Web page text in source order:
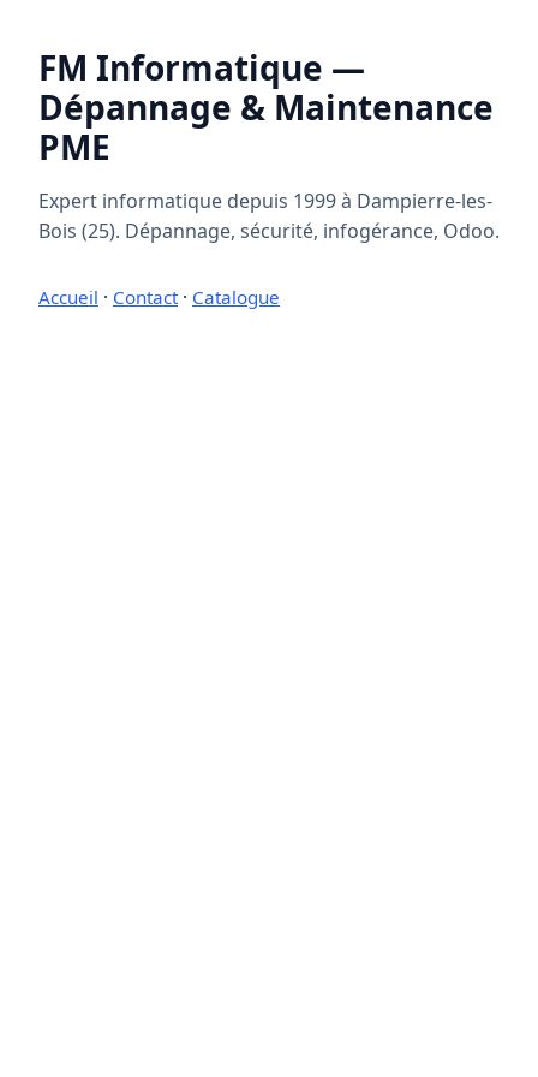
FM Informatique —
Dépannage & Maintenance
PME
Expert informatique depuis 1999 à Dampierre-les-
Bois (25). Dépannage, sécurité, infogérance, Odoo.
Accueil · Contact· Catalogue